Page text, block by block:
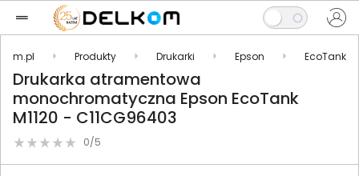
Produkty Drukarki Epson EcoTank
Drukarka atramentowa
monochromatyczna Epson EcoTank
M1120 - C11CG96403
0/5